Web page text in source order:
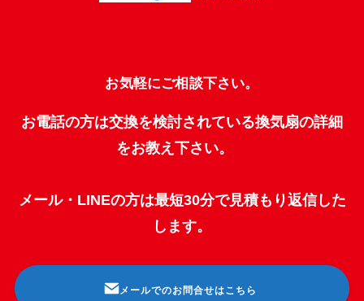
お気軽にご相談下さい。
お電話の方は交換を検討されている換気扇の詳細
をお教え下さい。
メール・LINEの方は最短30分で見積もり返信した
します。
メールでのお問合せはこちら